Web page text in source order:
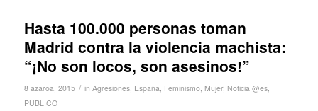
Hasta 100.000 personas toman
Madrid contra la violencia machista:
“¡No son locos, son asesinos!”
8 azaroa, 2015 / in Agresiones, España, Feminismo, Mujer, Noticia @es,
PUBLICO